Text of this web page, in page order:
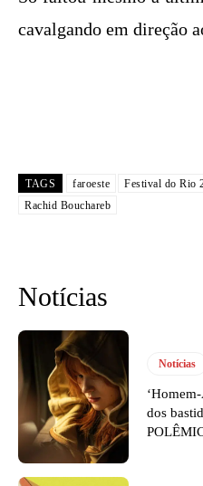
cavalgando em direção
TAGS faroeste Festival do Rio
Rachid Bouchareb
Notícias
Notícias
dos